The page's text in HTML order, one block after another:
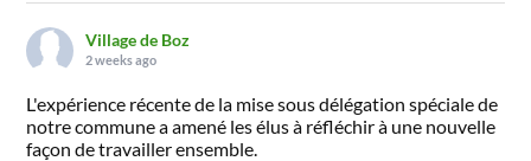
Village de Boz
2 weeks ago
L'expérience récente de la mise sous délégation spéciale de
notre commune a amené les élus à réfléchir à une nouvelle
façon de travailler ensemble.